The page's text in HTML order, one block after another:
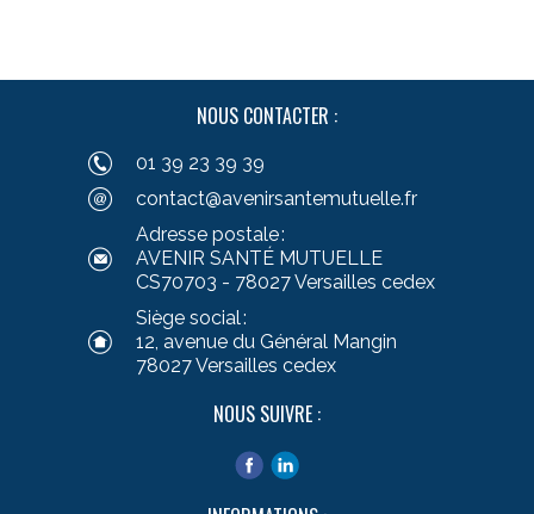
NOUS CONTACTER :
01 39 23 39 39
contact@avenirsantemutuelle.fr
Adresse postale :
AVENIR SANTÉ MUTUELLE
CS70703 - 78027 Versailles cedex
Siège social :
12, avenue du Général Mangin
78027 Versailles cedex
NOUS SUIVRE :